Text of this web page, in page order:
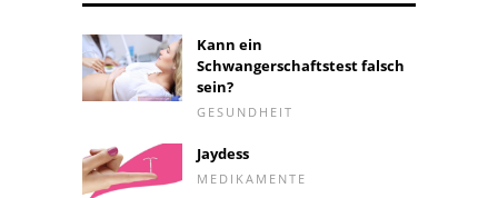
Kann ein
Schwangerschaftstest falsch
sein?
GESUNDHEIT
Jaydess
MEDIKAMENTE